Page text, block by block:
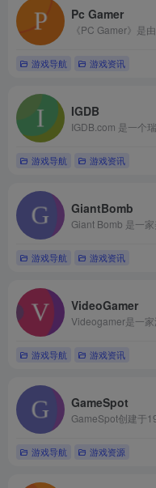
Pc Gamer
游戏导航 游戏资讯
IGDB
游戏导航 游戏资讯
GiantBomb
游戏导航 游戏资讯
VideoGamer
游戏导航 游戏资讯
GameSpot
游戏导航 游戏资源